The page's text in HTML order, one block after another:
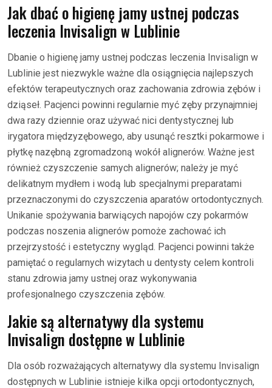
Jak dbać o higienę jamy ustnej podczas
leczenia Invisalign w Lublinie
Dbanie o higienę jamy ustnej podczas leczenia Invisalign w
Lublinie jest niezwykle ważne dla osiągnięcia najlepszych
efektów terapeutycznych oraz zachowania zdrowia zębów i
dziąseł. Pacjenci powinni regularnie myć zęby przynajmniej
dwa razy dziennie oraz używać nici dentystycznej lub
irygatora międzyzębowego, aby usunąć resztki pokarmowe i
płytkę nazębną zgromadzoną wokół alignerów. Ważne jest
również czyszczenie samych alignerów; należy je myć
delikatnym mydłem i wodą lub specjalnymi preparatami
przeznaczonymi do czyszczenia aparatów ortodontycznych.
Unikanie spożywania barwiących napojów czy pokarmów
podczas noszenia alignerów pomoże zachować ich
przejrzystość i estetyczny wygląd. Pacjenci powinni także
pamiętać o regularnych wizytach u dentysty celem kontroli
stanu zdrowia jamy ustnej oraz wykonywania
profesjonalnego czyszczenia zębów.
Jakie są alternatywy dla systemu
Invisalign dostępne w Lublinie
Dla osób rozważających alternatywy dla systemu Invisalign
dostępnych w Lublinie istnieje kilka opcji ortodontycznych,